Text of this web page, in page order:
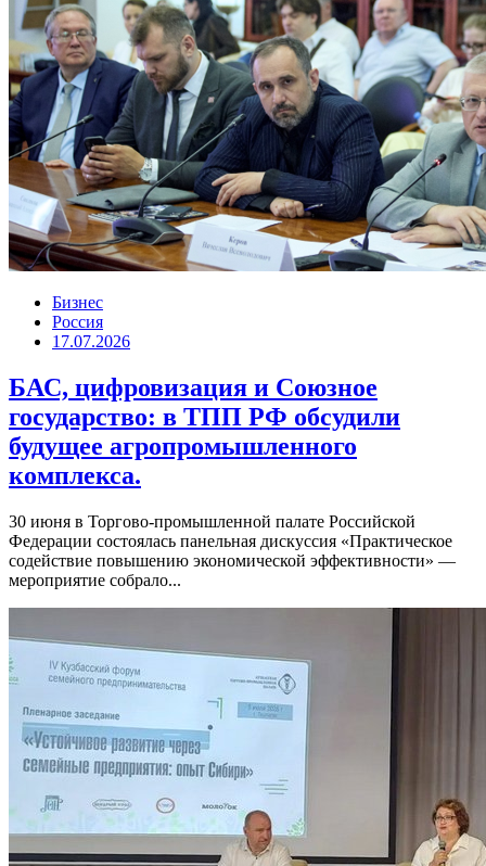
Бизнес
Россия
17.07.2026
БАС, цифровизация и Союзное
государство: в ТПП РФ обсудили
будущее агропромышленного
комплекса.
30 июня в Торгово-промышленной палате Российской
Федерации состоялась панельная дискуссия «Практическое
содействие повышению экономической эффективности» —
мероприятие собрало...